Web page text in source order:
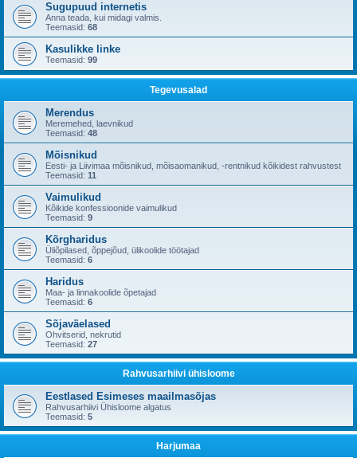
Sugupuud internetis
Anna teada, kui midagi valmis.
Teemasid: 68
Kasulikke linke
Teemasid: 99
Tegevusalad
Merendus
Meremehed, laevnikud
Teemasid: 48
Mõisnikud
Eesti- ja Liivimaa mõisnikud, mõisaomanikud, -rentnikud kõikidest rahvustest
Teemasid: 11
Vaimulikud
Kõikide konfessioonide vaimulikud
Teemasid: 9
Kõrgharidus
Üliõpilased, õppejõud, ülikoolide töötajad
Teemasid: 6
Haridus
Maa- ja linnakoolide õpetajad
Teemasid: 6
Sõjaväelased
Ohvitserid, nekrutid
Teemasid: 27
Rahvusarhiivi ühisloome
Eestlased Esimeses maailmasõjas
Rahvusarhiivi Ühisloome algatus
Teemasid: 5
Harjumaa